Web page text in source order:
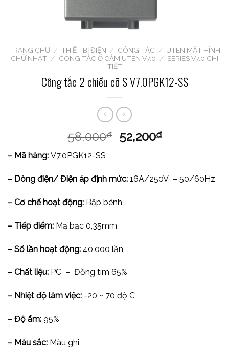
TRANG CHỦ / THIẾT BỊ ĐIỆN / CÔNG TẮC / UTEN MẶT HÌNH
CHỮ NHẬT / CÔNG TẮC Ổ CẮM UTEN V7.0 / SERIES V7.0 CHI
TIẾT
Công tắc 2 chiều cỡ S V7.0PGK12-SS
58,000₫ 52,200₫
– Mã hàng: V7.0PGK12-SS
– Dòng điện/ Điện áp định mức: 16A/250V – 50/60Hz
– Cơ chế hoạt động: Bập bênh
– Tiếp điểm: Mạ bạc 0,35mm
– Số lần hoạt động: 40,000 lần
– Chất liệu: PC – Đồng tím 65%
– Nhiệt độ làm việc: -20 ~ 70 độ C
– Độ ẩm: 95%
– Màu sắc: Màu ghi